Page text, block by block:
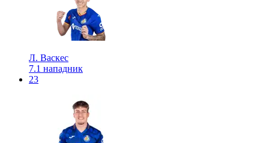
Л. Васкес
7.1 нападник
23